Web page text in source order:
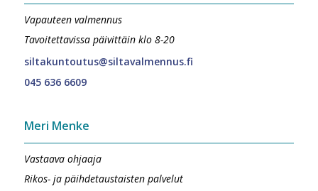
Vapauteen valmennus
Tavoitettavissa päivittäin klo 8-20
siltakuntoutus@siltavalmennus.fi
045 636 6609
Meri Menke
Vastaava ohjaaja
Rikos- ja päihdetaustaisten palvelut